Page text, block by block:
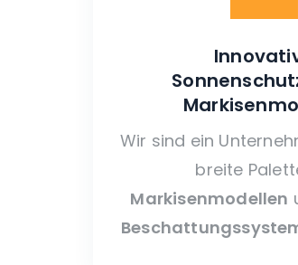
Wir sind ein
breite
Markisenmodellen